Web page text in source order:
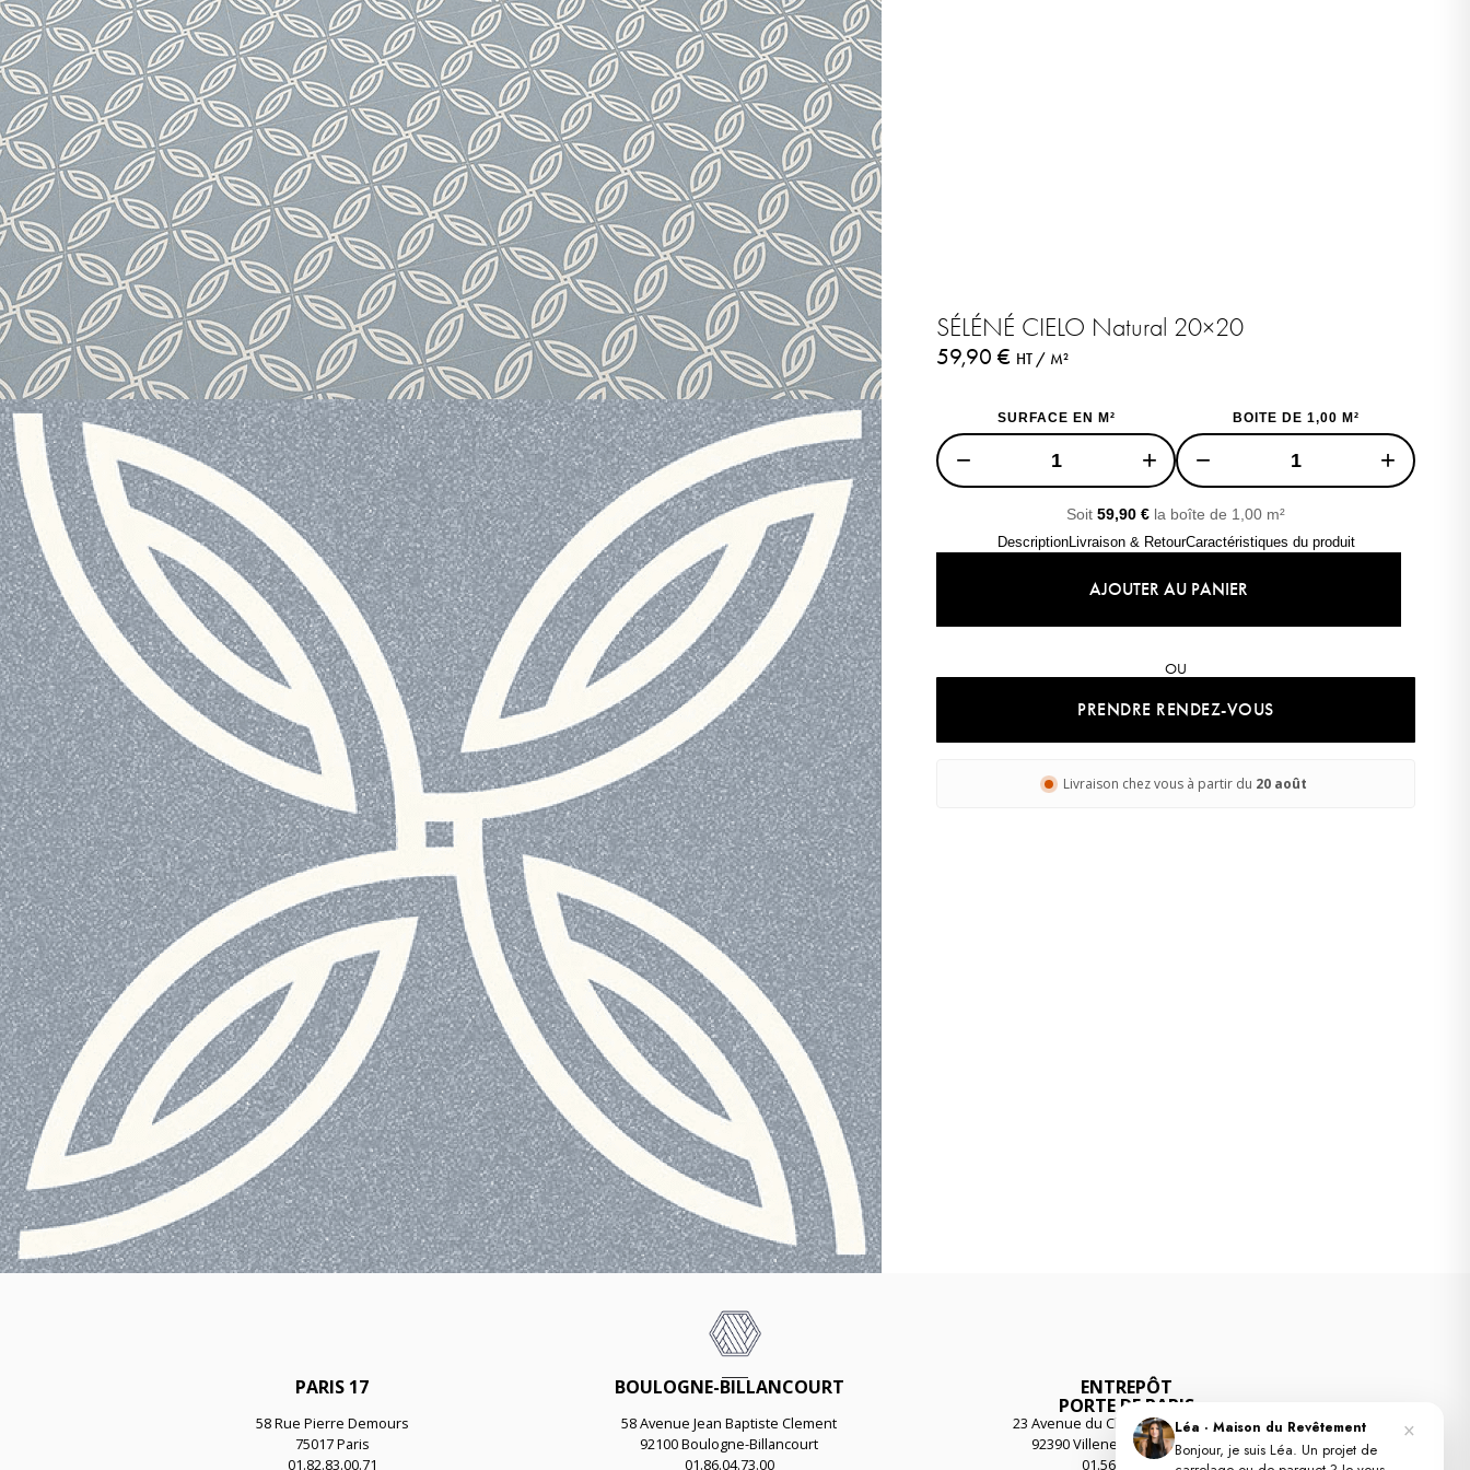
SÉLÉNÉ CIELO Natural 20×20
59,90€ HT / M²
SURFACE EN M²
− +
BOITE DE 1,00 M²
− +
Soit59,90€ la boîte de 1,00 m²
DescriptionLivraison & RetourCaractéristiques du produit
AJOUTER AU PANIER
OU
PRENDRE RENDEZ-VOUS
Livraison chez vous à partir du 20 août
PARIS 17
58 Rue Pierre Demours
75017 Paris
01.82.83.00.71
BOULOGNE-BILLANCOURT
58 Avenue Jean Baptiste Clement
92100 Boulogne-Billancourt
01.86.04.73.00
ENTREPÔT
PORTE DE PARIS
23 Avenue du Chemin des Reniers
92390 Villeneuve-la-Garenne
01.56.55.55.26
×
Léa · Maison du Revêtement
Bonjour, je suis Léa. Un projet de
BÉNÉFICIEZ DE 10% DE
RÉDUCTION SUR VOTRE
PREMIÈRE COMMANDE
Inscrivez-vous pour recevoir votre réduction.
Email
M'inscrire
Non, merci